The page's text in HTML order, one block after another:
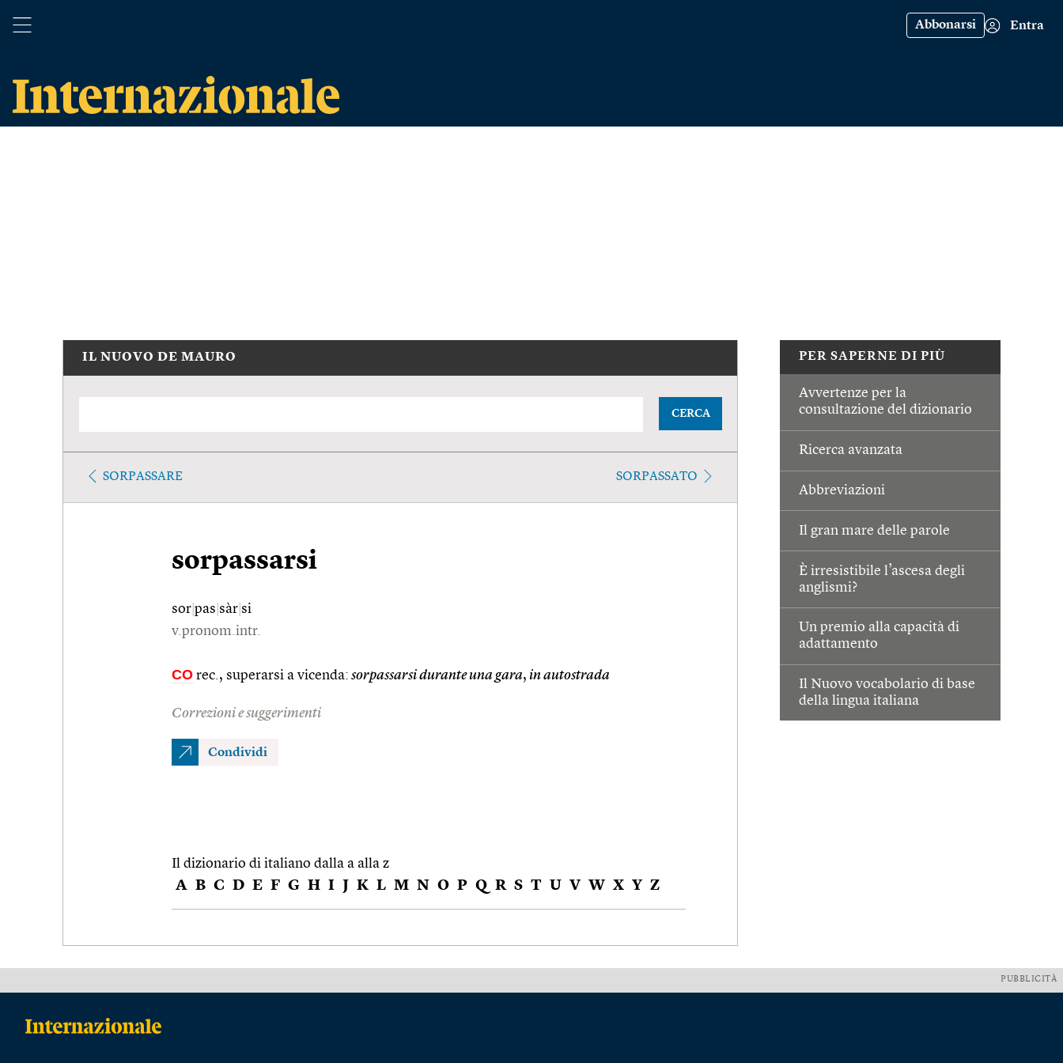
Abbonarsi Entra
PER SAPERNE DI PIÙ
Avvertenze per la
consultazione del dizionario
Ricerca avanzata
Abbreviazioni
Il gran mare delle parole
È irresistibile l’ascesa degli
anglismi?
Un premio alla capacità di
adattamento
Il Nuovo vocabolario di base
della lingua italiana
IL NUOVO DE MAURO
CERCA
SORPASSARE SORPASSATO
sorpassarsi
sor pas sàr si
v.pronom.intr.
CO rec., superarsi a vicenda: sorpassarsi durante una gara, in autostrada
Correzioni e suggerimenti
Condividi
Il dizionario di italiano dalla a alla z
A B C D E F G H I J K L M N O P Q R S T U V W X Y Z
PUBBLICITÀ